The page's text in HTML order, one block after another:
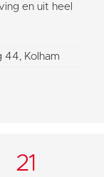
en uit heel
44, Kolham
21